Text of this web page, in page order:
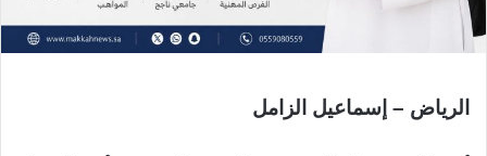
الرياض – إسماعيل الزامل